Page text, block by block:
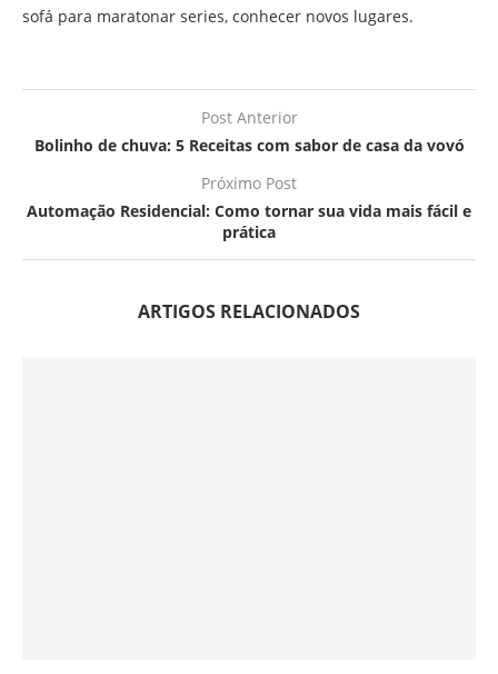
sofá para maratonar series, conhecer novos lugares.
Post Anterior
Bolinho de chuva: 5 Receitas com sabor de casa da vovó
Próximo Post
Automação Residencial: Como tornar sua vida mais fácil e
prática
ARTIGOS RELACIONADOS